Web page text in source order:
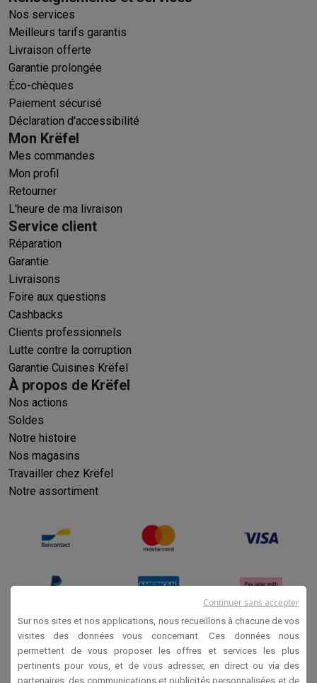
Nos services
Meilleurs tarifs garantis
Livraison offerte
Garantie prolongée
Éco-chèques
Paiement sécurisé
Déclaration d'accessibilité
Mon Krëfel
Mes commandes
Mon profil
Retourner
L'heure de ma livraison
Service client
Réparation
Garantie
Livraisons
Foire aux questions
Cashbacks
Clients professionnels
Lutte contre la corruption
Garantie Cuisines Krëfel
À propos de Krëfel
Nos actions
Soldes
Notre histoire
Nos magasins
Travailler chez Krëfel
Notre assortiment
Conditions générales de vente
Privacy
Sur nos sites et nos applications, nous recueillons à chacune de vos
visites des données vous concernant. Ces données nous
permettent de vous proposer les offres et services les plus
pertinents pour vous, et de vous adresser, en direct ou via des
partenaires, des communications et publicités personnalisées et de
Continuer sans accepter